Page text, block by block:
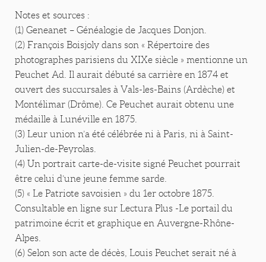
Notes et sources :
(1) Geneanet – Généalogie de Jacques Donjon.
(2) François Boisjoly dans son « Répertoire des
photographes parisiens du XIXe siècle » mentionne un
Peuchet Ad. Il aurait débuté sa carrière en 1874 et
ouvert des succursales à Vals-les-Bains (Ardèche) et
Montélimar (Drôme). Ce Peuchet aurait obtenu une
médaille à Lunéville en 1875.
(3) Leur union n’a été célébrée ni à Paris, ni à Saint-
Julien-de-Peyrolas.
(4) Un portrait carte-de-visite signé Peuchet pourrait
être celui d’une jeune femme sarde.
(5) « Le Patriote savoisien » du 1er octobre 1875.
Consultable en ligne sur Lectura Plus -Le portail du
patrimoine écrit et graphique en Auvergne-Rhône-
Alpes.
(6) Selon son acte de décès, Louis Peuchet serait né à